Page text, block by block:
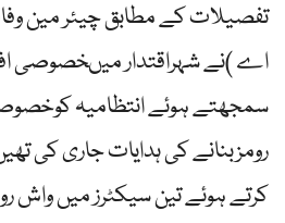
تفصیلات کے مطابق چیئر مین
اے )نے شہراقتدار میںخصوصی
سمجھتے ہوئے انتظامیہ
رومزبنانے کی ہدایات جاری کی
کرتے ہوئے تین سیکٹرز میں واش